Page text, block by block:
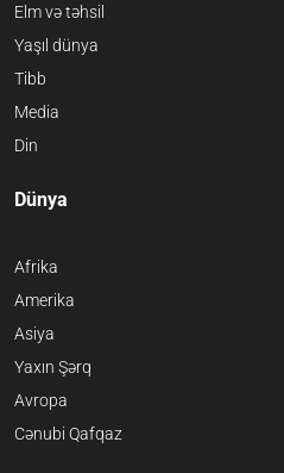
Elm və təhsil
Yaşıl dünya
Tibb
Media
Din
Dünya
Afrika
Amerika
Asiya
Yaxın Şərq
Avropa
Cənubi Qafqaz